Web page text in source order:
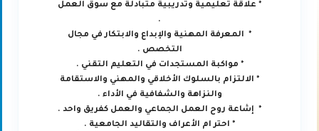
* علاقة تعليمية وتدريبية متبادلة مع سوق العمل
.
* المعرفة المهنية والإبداع والابتكار في مجال
التخصص .
* مواكبة المستجدات في التعليم التقني .
* الالتزام بالسلوك الأخلاقي والمهني والاستقامة
والنزاهة والشفافية في الأداء .
* إشاعة روح العمل الجماعي والعمل كفريق واحد .
* احتر ام الأعراف والتقاليد الجامعية .